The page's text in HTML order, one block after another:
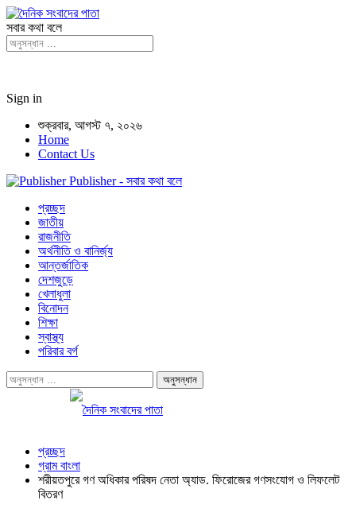
সবার কথা বলে
Sign in
শুক্রবার, আগস্ট ৭, ২০২৬
Home
Contact Us
Publisher - সবার কথা বলে
প্রচ্ছদ
জাতীয়
রাজনীতি
অর্থনীতি ও বানির্জ্য
আন্তর্জাতিক
দেশজুড়ে
খেলাধুলা
বিনোদন
শিক্ষা
স্বাস্থ্য
পরিবার বর্গ
প্রচ্ছদ
গ্রাম বাংলা
শরীয়তপুরে গণ অধিকার পরিষদ নেতা অ্যাড. ফিরোজের গণসংযোগ ও লিফলেট
বিতরণ